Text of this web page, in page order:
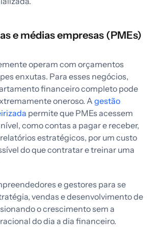
e médias empresas (PMEs)
operam com orçamentos
enxutas. Para esses negócios,
financeiro completo pode
oneroso. A gestão
permite que PMEs acessem
como contas a pagar e receber,
estratégicos, por um custo
do que contratar e treinar uma
e gestores para se
vendas e desenvolvimento de
o crescimento sem a
do dia a dia financeiro.